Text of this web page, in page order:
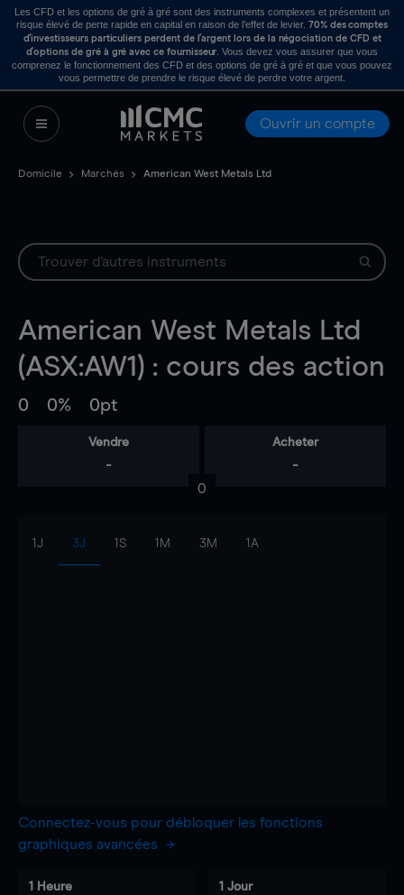
Les CFD et les options de gré à gré sont des instruments complexes et présentent un
risque élevé de perte rapide en capital en raison de l’effet de levier. 70% des comptes
d’investisseurs particuliers perdent de l’argent lors de la négociation de CFD et
d’options de gré à gré avec ce fournisseur . Vous devez vous assurer que vous
comprenez le fonctionnement des CFD et des options de gré à gré et que vous pouvez
vous permettre de prendre le risque élevé de perdre votre argent.
Ouvrir un compte
Domicile Marchés American West Metals Ltd
American West Metals Ltd
(ASX:AW1) : cours des action
0 0% 0pt
Vendre
-
Acheter
-
0
1J 3J 1S 1M 3M 1A
Connectez-vous pour débloquer les fonctions
graphiques avancées
1 Heure 1 Jour